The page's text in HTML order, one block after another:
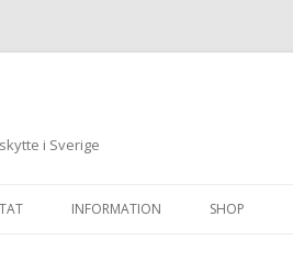
i Sverige
till
INFORMATION SHOP